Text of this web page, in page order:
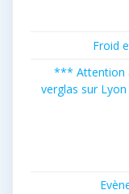
Froid
*** Attention
verglas sur